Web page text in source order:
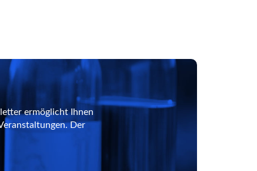
ermöglicht Ihnen
Der